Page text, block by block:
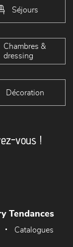
Séjours
Chambres &
dressing
Décoration
vous !
Tendances
Catalogues